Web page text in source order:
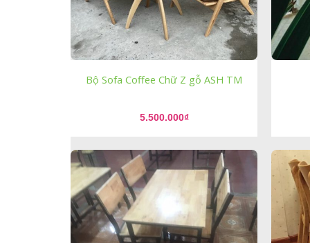
Bộ Sofa Coffee Chữ Z gỗ ASH TM
5.500.000₫